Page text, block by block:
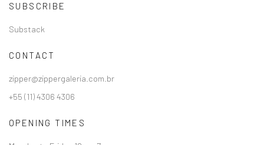
SUBSCRIBE
Substack
CONTACT
zipper@zippergaleria.com.br
+55 (11) 4306 4306
OPENING TIMES